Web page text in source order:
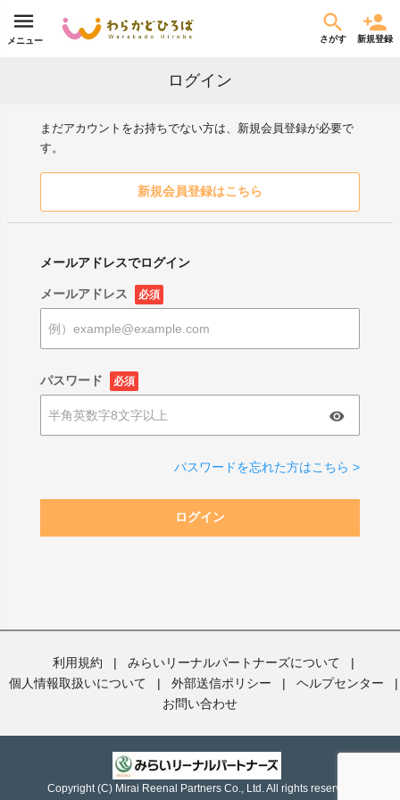
メニュー さがす 新規登録
ログイン
まだアカウントをお持ちでない方は、新規会員登録が必要で
す。
新規会員登録はこちら
メールアドレスでログイン
メールアドレス 必須
パスワード 必須
パスワードを忘れた方はこちら >
ログイン
利用規約 | みらいリーナルパートナーズについて
|
個人情報取扱いについて
| 外部送信ポリシー | ヘルプセンター
|
お問い合わせ
Copyright (C) Mirai Reenal Partners Co., Ltd. All rights reserved